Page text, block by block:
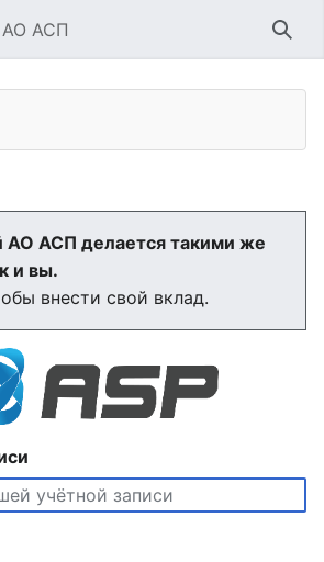
АО АСП
АО АСП делается такими же
и вы.
внести свой вклад.